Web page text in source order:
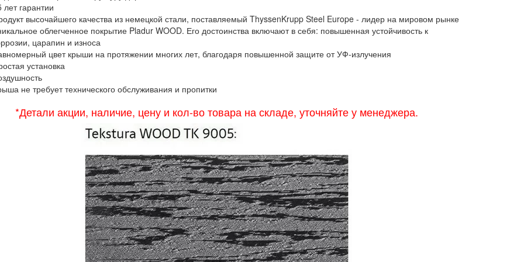
лет гарантии
высочайшего качества из немецкой стали, поставляемый ThyssenKrupp Steel Europe - лидер на мировом рынке
облегченное покрытие Pladur WOOD. Его достоинства включают в себя: повышенная устойчивость к
царапин и износа
цвет крыши на протяжении многих лет, благодаря повышенной защите от УФ-излучения
установка
не требует технического обслуживания и пропитки
*Детали акции, наличие, цену и кол-во товара на складе, уточняйте у менеджера.